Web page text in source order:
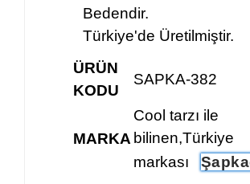
Bedendir.
Türkiye'de Üretilmiştir.
ÜRÜN
KODU
SAPKA-382
MARKA
Cool tarzı ile
bilinen,Türkiye
markası